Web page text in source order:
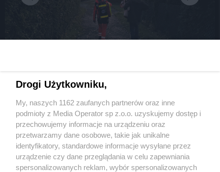
Tarnogórski MOPS i wolontariusze ruszają na
miejscach zapomnianych"
1 / 5
Wydawca mediów lokalnych
Drogi Użytkowniku,
My, naszych 1162 zaufanych partnerów oraz inne
podmioty z Media Operator sp z.o.o. uzyskujemy dostęp i
przechowujemy informacje na urządzeniu oraz
przetwarzamy dane osobowe, takie jak unikalne
identyfikatory, standardowe informacje wysyłane przez
urządzenie czy dane przeglądania w celu zapewniania
spersonalizowanych reklam, wybór spersonalizowanych